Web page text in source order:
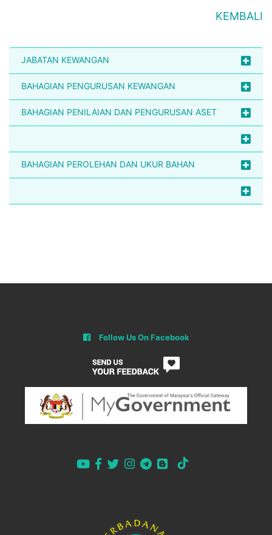
KEMBALI
JABATAN KEWANGAN
BAHAGIAN PENGURUSAN KEWANGAN
BAHAGIAN PENILAIAN DAN PENGURUSAN ASET
BAHAGIAN PEROLEHAN DAN UKUR BAHAN
Follow Us On Facebook